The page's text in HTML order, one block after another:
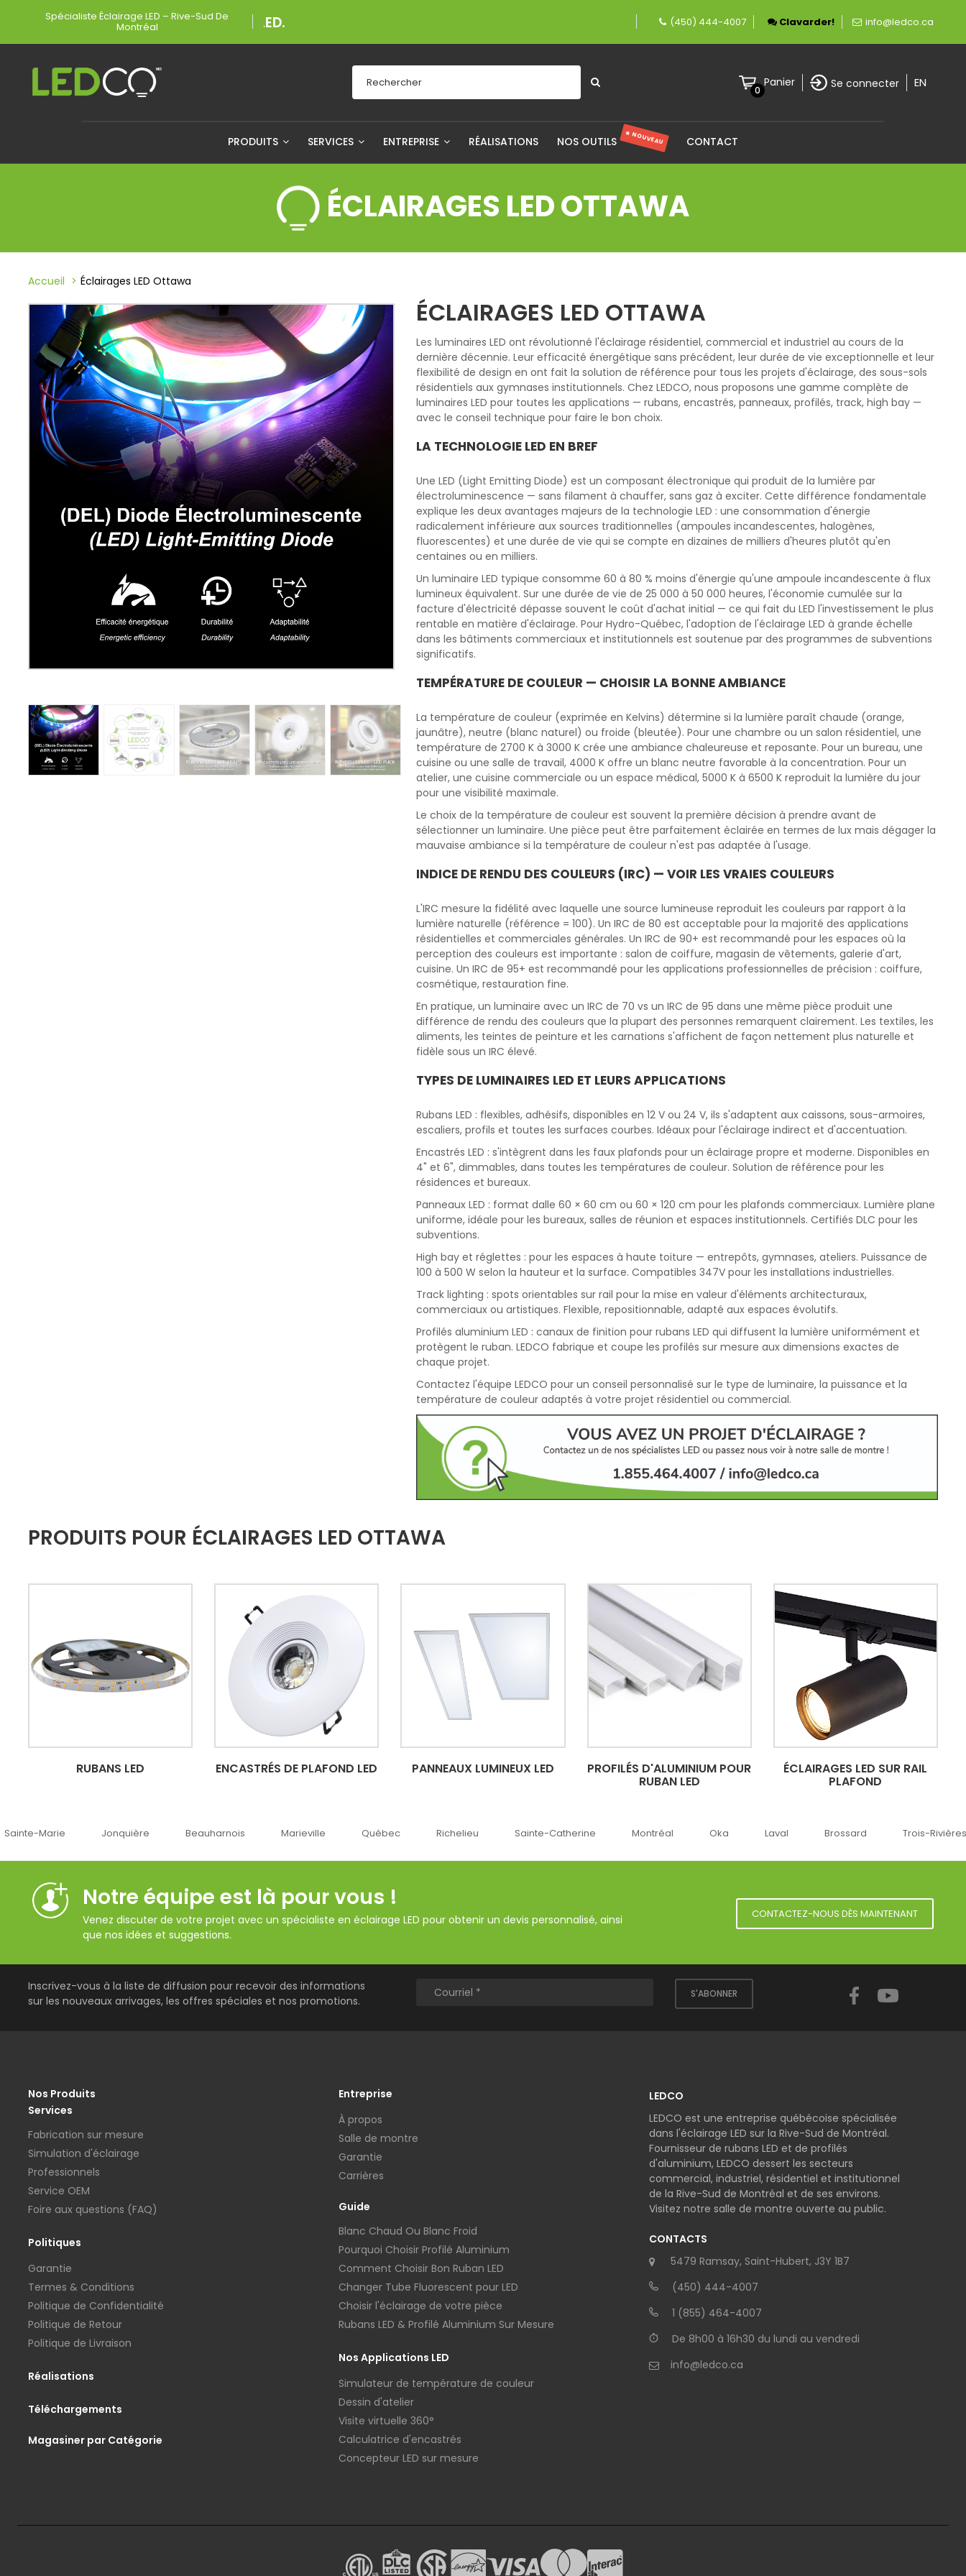
Spécialiste Éclairage LED – Rive-Sud De
Montréal Une entreprise fièrement canadienne spécialisée en éclairage LED.
(450) 444-4007 Clavarder! info@ledco.ca
0
Panier Se connecter EN
PRODUITS SERVICES ENTREPRISE RÉALISATIONS NOS OUTILS ★ NOUVEAU CONTACT
ÉCLAIRAGES LED OTTAWA
Accueil Éclairages LED Ottawa
ÉCLAIRAGES LED OTTAWA
Les luminaires LED ont révolutionné l'éclairage résidentiel, commercial et industriel au cours de la
dernière décennie. Leur efficacité énergétique sans précédent, leur durée de vie exceptionnelle et leur
flexibilité de design en ont fait la solution de référence pour tous les projets d'éclairage, des sous-sols
résidentiels aux gymnases institutionnels. Chez LEDCO, nous proposons une gamme complète de
luminaires LED pour toutes les applications — rubans, encastrés, panneaux, profilés, track, high bay —
avec le conseil technique pour faire le bon choix.
LA TECHNOLOGIE LED EN BREF
Une LED (Light Emitting Diode) est un composant électronique qui produit de la lumière par
électroluminescence — sans filament à chauffer, sans gaz à exciter. Cette différence fondamentale
explique les deux avantages majeurs de la technologie LED : une consommation d'énergie
radicalement inférieure aux sources traditionnelles (ampoules incandescentes, halogènes,
fluorescentes) et une durée de vie qui se compte en dizaines de milliers d'heures plutôt qu'en
centaines ou en milliers.
Un luminaire LED typique consomme 60 à 80 % moins d'énergie qu'une ampoule incandescente à flux
lumineux équivalent. Sur une durée de vie de 25 000 à 50 000 heures, l'économie cumulée sur la
facture d'électricité dépasse souvent le coût d'achat initial — ce qui fait du LED l'investissement le plus
rentable en matière d'éclairage. Pour Hydro-Québec, l'adoption de l'éclairage LED à grande échelle
dans les bâtiments commerciaux et institutionnels est soutenue par des programmes de subventions
significatifs.
TEMPÉRATURE DE COULEUR — CHOISIR LA BONNE AMBIANCE
La température de couleur (exprimée en Kelvins) détermine si la lumière paraît chaude (orange,
jaunâtre), neutre (blanc naturel) ou froide (bleutée). Pour une chambre ou un salon résidentiel, une
température de 2700 K à 3000 K crée une ambiance chaleureuse et reposante. Pour un bureau, une
cuisine ou une salle de travail, 4000 K offre un blanc neutre favorable à la concentration. Pour un
atelier, une cuisine commerciale ou un espace médical, 5000 K à 6500 K reproduit la lumière du jour
pour une visibilité maximale.
Le choix de la température de couleur est souvent la première décision à prendre avant de
sélectionner un luminaire. Une pièce peut être parfaitement éclairée en termes de lux mais dégager la
mauvaise ambiance si la température de couleur n'est pas adaptée à l'usage.
INDICE DE RENDU DES COULEURS (IRC) — VOIR LES VRAIES COULEURS
L'IRC mesure la fidélité avec laquelle une source lumineuse reproduit les couleurs par rapport à la
lumière naturelle (référence = 100). Un IRC de 80 est acceptable pour la majorité des applications
résidentielles et commerciales générales. Un IRC de 90+ est recommandé pour les espaces où la
perception des couleurs est importante : salon de coiffure, magasin de vêtements, galerie d'art,
cuisine. Un IRC de 95+ est recommandé pour les applications professionnelles de précision : coiffure,
cosmétique, restauration fine.
En pratique, un luminaire avec un IRC de 70 vs un IRC de 95 dans une même pièce produit une
différence de rendu des couleurs que la plupart des personnes remarquent clairement. Les textiles, les
aliments, les teintes de peinture et les carnations s'affichent de façon nettement plus naturelle et
fidèle sous un IRC élevé.
TYPES DE LUMINAIRES LED ET LEURS APPLICATIONS
Rubans LED : flexibles, adhésifs, disponibles en 12 V ou 24 V, ils s'adaptent aux caissons, sous-armoires,
escaliers, profils et toutes les surfaces courbes. Idéaux pour l'éclairage indirect et d'accentuation.
Encastrés LED : s'intègrent dans les faux plafonds pour un éclairage propre et moderne. Disponibles en
4" et 6", dimmables, dans toutes les températures de couleur. Solution de référence pour les
résidences et bureaux.
Panneaux LED : format dalle 60 × 60 cm ou 60 × 120 cm pour les plafonds commerciaux. Lumière plane
uniforme, idéale pour les bureaux, salles de réunion et espaces institutionnels. Certifiés DLC pour les
subventions.
High bay et réglettes : pour les espaces à haute toiture — entrepôts, gymnases, ateliers. Puissance de
100 à 500 W selon la hauteur et la surface. Compatibles 347V pour les installations industrielles.
Track lighting : spots orientables sur rail pour la mise en valeur d'éléments architecturaux,
commerciaux ou artistiques. Flexible, repositionnable, adapté aux espaces évolutifs.
Profilés aluminium LED : canaux de finition pour rubans LED qui diffusent la lumière uniformément et
protègent le ruban. LEDCO fabrique et coupe les profilés sur mesure aux dimensions exactes de
chaque projet.
Contactez l'équipe LEDCO pour un conseil personnalisé sur le type de luminaire, la puissance et la
température de couleur adaptés à votre projet résidentiel ou commercial.
PRODUITS POUR ÉCLAIRAGES LED OTTAWA
RUBANS LED ENCASTRÉS DE PLAFOND LED PANNEAUX LUMINEUX LED PROFILÉS D'ALUMINIUM POUR
RUBAN LED
ÉCLAIRAGES LED SUR RAIL
PLAFOND
Jonquière Beauharnois Marieville Québec Richelieu Sainte-Catherine Montréal Oka Brossard Trois-Rivières
Notre équipe est là pour vous !
Venez discuter de votre projet avec un spécialiste en éclairage LED pour obtenir un devis personnalisé, ainsi
que nos idées et suggestions.
CONTACTEZ-NOUS DÈS MAINTENANT
Inscrivez-vous à la liste de diffusion pour recevoir des informations
sur les nouveaux arrivages, les offres spéciales et nos promotions.
S'ABONNER
Facebook
Nos Produits
Services
Fabrication sur mesure
Simulation d'éclairage
Professionnels
Service OEM
Foire aux questions (FAQ)
Politiques
Garantie
Termes & Conditions
Politique de Confidentialité
Politique de Retour
Politique de Livraison
Réalisations
Téléchargements
Magasiner par Catégorie
Entreprise
À propos
Salle de montre
Garantie
Carrières
Guide
Blanc Chaud Ou Blanc Froid
Pourquoi Choisir Profilé Aluminium
Comment Choisir Bon Ruban LED
Changer Tube Fluorescent pour LED
Choisir l'éclairage de votre pièce
Rubans LED & Profilé Aluminium Sur Mesure
Nos Applications LED
Simulateur de température de couleur
Dessin d'atelier
Visite virtuelle 360°
Calculatrice d'encastrés
Concepteur LED sur mesure
LEDCO
LEDCO est une entreprise québécoise spécialisée
dans l'éclairage LED sur la Rive-Sud de Montréal.
Fournisseur de rubans LED et de profilés
d'aluminium, LEDCO dessert les secteurs
commercial, industriel, résidentiel et institutionnel
de la Rive-Sud de Montréal et de ses environs.
Visitez notre salle de montre ouverte au public.
CONTACTS
5479 Ramsay, Saint-Hubert, J3Y 1B7
(450) 444-4007
1 (855) 464-4007
De 8h00 à 16h30 du lundi au vendredi
info@ledco.ca